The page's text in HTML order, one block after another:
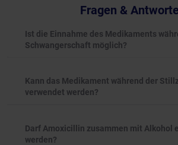
Fragen &
Ist die Einnahme des Medikaments
Schwangerschaft möglich?
Kann das Medikament während der
verwendet werden?
Darf Amoxicillin zusammen mit Alkohol
werden?